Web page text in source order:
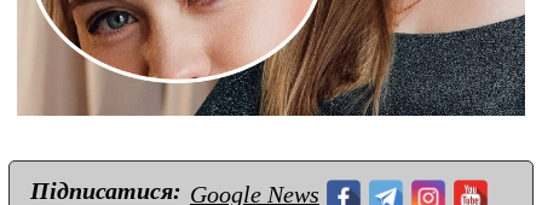
Підписатися: Google News